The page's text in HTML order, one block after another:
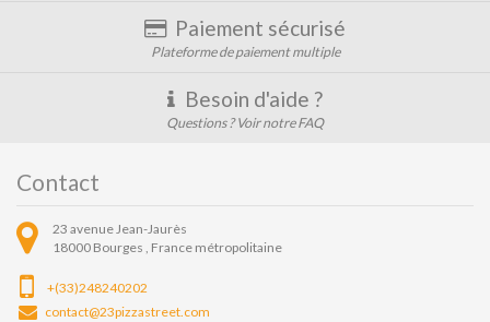
Paiement sécurisé
Plateforme de paiement multiple
Besoin d'aide ?
Questions ? Voir notre FAQ
Contact
23 avenue Jean-Jaurès
18000 Bourges , France métropolitaine
+(33)248240202
contact@23pizzastreet.com